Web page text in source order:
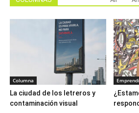
Columna
La ciudad de los letreros y
contaminación visual